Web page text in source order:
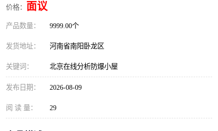
价格： 面议
产品数量： 9999.00个
发货地址： 河南省南阳卧龙区
关键词： 北京在线分析防爆小屋
发布日期： 2026-08-09
阅 读 量： 29